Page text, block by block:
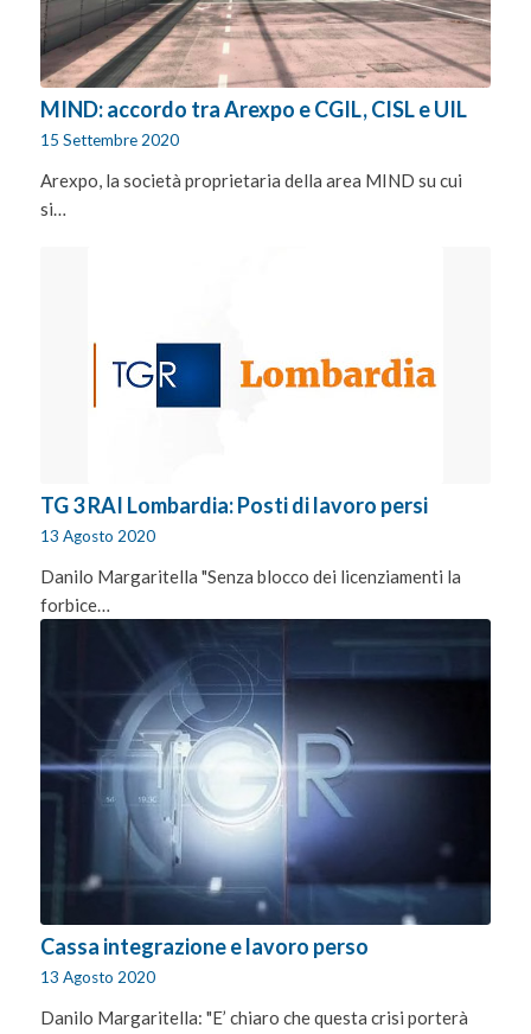
MIND: accordo tra Arexpo e CGIL, CISL e UIL
15 Settembre 2020
Arexpo, la società proprietaria della area MIND su cui
si…
TG 3 RAI Lombardia: Posti di lavoro persi
13 Agosto 2020
Danilo Margaritella "Senza blocco dei licenziamenti la
forbice…
Cassa integrazione e lavoro perso
13 Agosto 2020
Danilo Margaritella: "E’ chiaro che questa crisi porterà